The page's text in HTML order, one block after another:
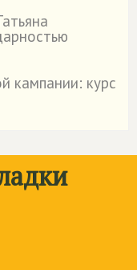
кампании: курс